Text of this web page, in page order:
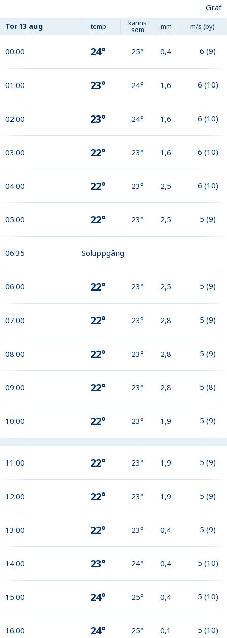
Graf
Tor 13 aug temp känns
som mm m/s (by)
00:00 24° 25° 0,4 6 (9)
01:00 23° 24° 1,6 6 (10)
02:00 23° 24° 1,6 6 (10)
03:00 22° 23° 1,6 6 (10)
04:00 22° 23° 2,5 6 (10)
05:00 22° 23° 2,5 5 (9)
06:35 Soluppgång
06:00 22° 23° 2,5 5 (9)
07:00 22° 23° 2,8 5 (9)
08:00 22° 23° 2,8 5 (9)
09:00 22° 23° 2,8 5 (8)
10:00 22° 23° 1,9 5 (9)
11:00 22° 23° 1,9 5 (9)
12:00 22° 23° 1,9 5 (9)
13:00 22° 23° 0,4 5 (9)
14:00 23° 24° 0,4 5 (10)
15:00 24° 25° 0,4 5 (10)
16:00 24° 25° 0,1 5 (10)